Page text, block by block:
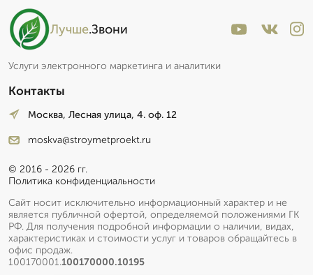
Лучше.Звони
Услуги электронного маркетинга и аналитики
Контакты
Москва, Лесная улица, 4. оф. 12
moskva@stroymetproekt.ru
© 2016 - 2026 гг.
Политика конфиденциальности
Сайт носит исключительно информационный характер и не
является публичной офертой, определяемой положениями ГК
РФ. Для получения подробной информации о наличии, видах,
характеристиках и стоимости услуг и товаров обращайтесь в
офис продаж.
100170001.100170000.10195